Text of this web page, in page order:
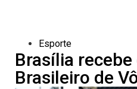
Esporte
Brasília
Brasileiro de